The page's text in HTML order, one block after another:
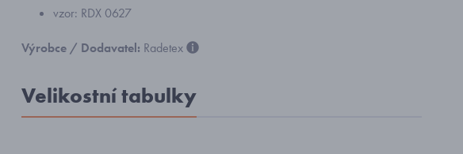
vzor: RDX 0627
Výrobce / Dodavatel: Radetex
Velikostní tabulky